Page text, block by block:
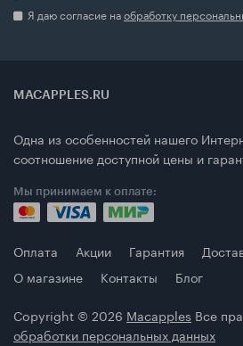
Я даю согласие наобработку
MACAPPLES.RU
Одна из особенностей нашего
соотношение доступной цены и
Мы принимаем к оплате:
Оплата Акции Гарантия
О магазине
Контакты
Блог
Copyright © 2026 Macapples Все
обработки персональных данных